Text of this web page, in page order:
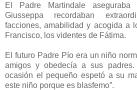
El Padre Martindale
Giusseppa recordaban
facciones, amabilidad y acogida a
Francisco, los videntes de Fátima.
El futuro Padre Pío era un niño
amigos y obedecía a sus
ocasión el pequeño espetó a su
este niño porque es blasfemo”.